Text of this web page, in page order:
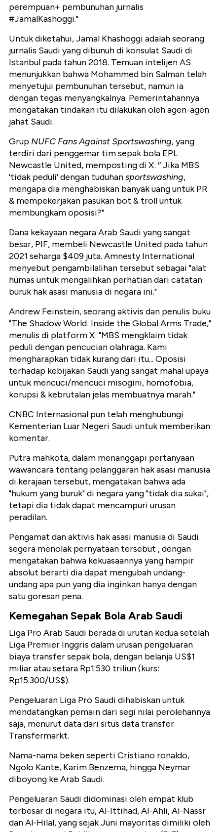
perempuan+ pembunuhan jurnalis
#JamalKashoggi."
Untuk diketahui, Jamal Khashoggi adalah seorang
jurnalis Saudi yang dibunuh di konsulat Saudi di
Istanbul pada tahun 2018. Temuan intelijen AS
menunjukkan bahwa Mohammed bin Salman telah
menyetujui pembunuhan tersebut, namun ia
dengan tegas menyangkalnya. Pemerintahannya
mengatakan tindakan itu dilakukan oleh agen-agen
jahat Saudi.
Grup NUFC Fans Against Sportswashing, yang
terdiri dari penggemar tim sepak bola EPL
Newcastle United, memposting di X: ″ Jika MBS
'tidak peduli' dengan tuduhansportswashing,
mengapa dia menghabiskan banyak uang untuk PR
& mempekerjakan pasukan bot & troll untuk
membungkam oposisi?"
Dana kekayaan negara Arab Saudi yang sangat
besar, PIF, membeli Newcastle United pada tahun
2021 seharga $409 juta. Amnesty International
menyebut pengambilalihan tersebut sebagai "alat
humas untuk mengalihkan perhatian dari catatan
buruk hak asasi manusia di negara ini."
Andrew Feinstein, seorang aktivis dan penulis buku
"The Shadow World: Inside the Global Arms Trade,"
menulis di platform X: "MBS mengklaim tidak
peduli dengan pencucian olahraga. Kami
mengharapkan tidak kurang dari itu... Oposisi
terhadap kebijakan Saudi yang sangat mahal upaya
untuk mencuci/mencuci misogini, homofobia,
korupsi & kebrutalan jelas membuatnya marah."
CNBC Internasional pun telah menghubungi
Kementerian Luar Negeri Saudi untuk memberikan
komentar.
Putra mahkota, dalam menanggapi pertanyaan
wawancara tentang pelanggaran hak asasi manusia
di kerajaan tersebut, mengatakan bahwa ada
"hukum yang buruk" di negara yang "tidak dia sukai",
tetapi dia tidak dapat mencampuri urusan
peradilan.
Pengamat dan aktivis hak asasi manusia di Saudi
segera menolak pernyataan tersebut , dengan
mengatakan bahwa kekuasaannya yang hampir
absolut berarti dia dapat mengubah undang-
undang apa pun yang dia inginkan hanya dengan
satu goresan pena.
Kemegahan Sepak Bola Arab Saudi
Liga Pro Arab Saudi berada di urutan kedua setelah
Liga Premier Inggris dalam urusan pengeluaran
biaya transfer sepak bola, dengan belanja US$1
miliar atau setara Rp1.530 triliun (kurs:
Rp15.300/US$).
Pengeluaran Liga Pro Saudi dihabiskan untuk
mendatangkan pemain dari segi nilai perolehannya
saja, menurut data dari situs data transfer
Transfermarkt.
Nama-nama beken seperti Cristiano ronaldo,
Ngolo Kante, Karim Benzema, hingga Neymar
diboyong ke Arab Saudi.
Pengeluaran Saudi didominasi oleh empat klub
terbesar di negara itu, Al-Ittihad, Al-Ahli, Al-Nassr
dan Al-Hilal, yang sejak Juni mayoritas dimiliki oleh